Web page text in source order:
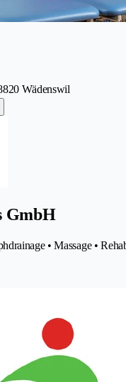
Wädenswil
GmbH
• Massage •